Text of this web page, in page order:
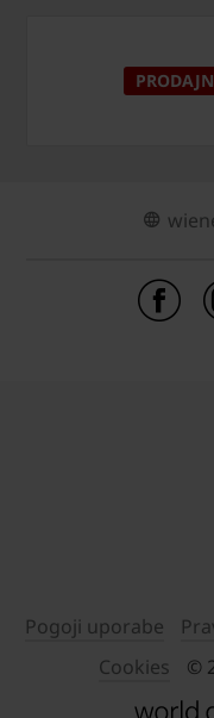
Pogoji uporabe
Cookies
©